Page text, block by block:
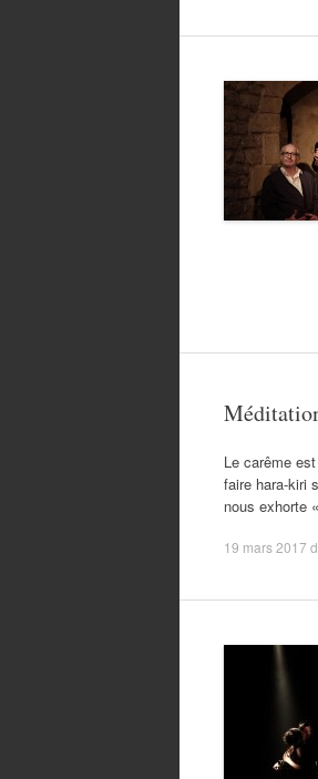
Le carême
faire hara-kiri
nous exhorte
19 mars 2017